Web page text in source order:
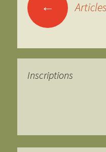
des
articles
←
Inscriptions